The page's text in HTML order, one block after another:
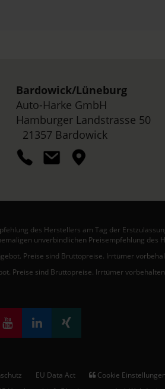
Bardowick/Lüneburg
Auto-Harke GmbH
Hamburger Landstrasse 50
21357 Bardowick
des Herstellers am Tag der
unverbindlichen Preisempfehlung des
Preise sind Bruttopreise. Irrtümer
Preise sind Bruttopreise. Irrtümer
EU Data Act
Cookie Einstellungen